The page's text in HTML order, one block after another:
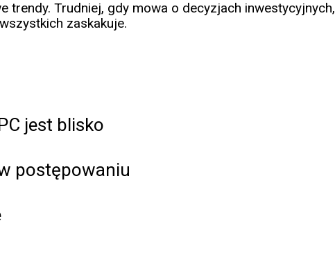
trendy. Trudniej, gdy mowa o decyzjach
zaskakuje.
jest blisko
postępowaniu